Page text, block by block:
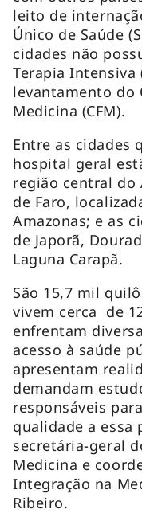
leito de
Único de Saúde
cidades não
Terapia Intensiva
levantamento do
Medicina (CFM).
Entre as cidades
hospital geral
região central do
de Faro,
Amazonas; e as
de Japorã,
Laguna Carapã.
São 15,7 mil
vivem cerca de
enfrentam
acesso à saúde
apresentam
demandam
responsáveis
qualidade a essa
secretária-geral
Medicina e
Integração na
Ribeiro.